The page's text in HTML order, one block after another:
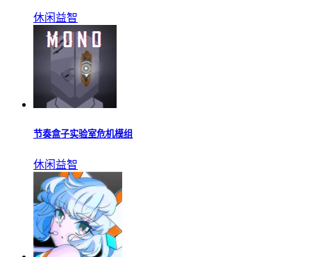
休闲益智
节奏盒子实验室危机模组
休闲益智